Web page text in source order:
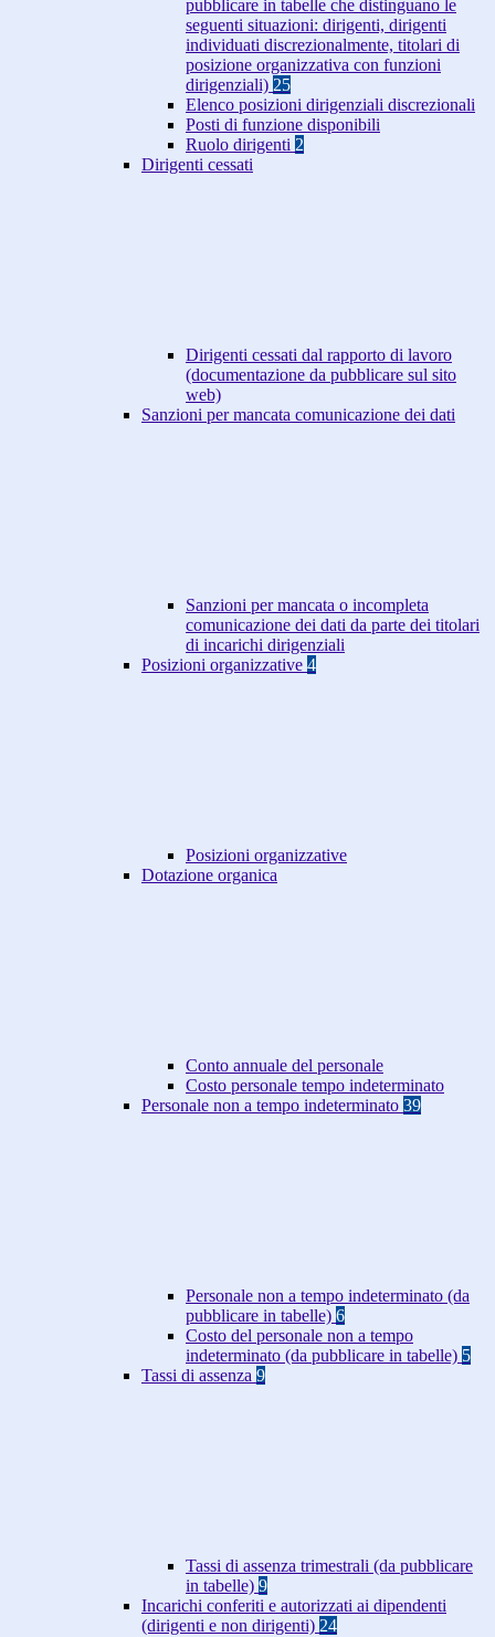
pubblicare in tabelle che distinguano le
seguenti situazioni: dirigenti, dirigenti
individuati discrezionalmente, titolari di
posizione organizzativa con funzioni
dirigenziali) 25
Elenco posizioni dirigenziali discrezionali
Posti di funzione disponibili
Ruolo dirigenti 2
Dirigenti cessati
Dirigenti cessati dal rapporto di lavoro
(documentazione da pubblicare sul sito
web)
Sanzioni per mancata comunicazione dei dati
Sanzioni per mancata o incompleta
comunicazione dei dati da parte dei titolari
di incarichi dirigenziali
Posizioni organizzative 4
Posizioni organizzative
Dotazione organica
Conto annuale del personale
Costo personale tempo indeterminato
Personale non a tempo indeterminato 39
Personale non a tempo indeterminato (da
pubblicare in tabelle) 6
Costo del personale non a tempo
indeterminato (da pubblicare in tabelle) 5
Tassi di assenza 9
Tassi di assenza trimestrali (da pubblicare
in tabelle) 9
Incarichi conferiti e autorizzati ai dipendenti
(dirigenti e non dirigenti) 24